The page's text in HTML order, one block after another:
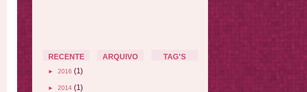
RECENTE ARQUIVO TAG'S
► 2016 (1)
► 2014 (1)